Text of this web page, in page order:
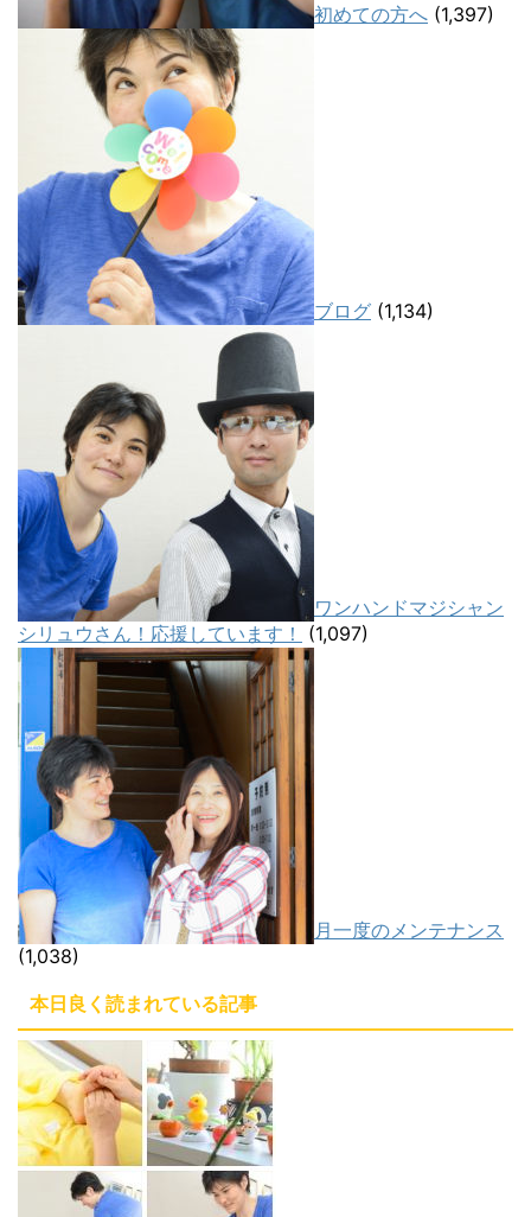
初めての方へ (1,397)
ブログ (1,134)
ワンハンドマジシャン
シリュウさん！応援しています！
(1,097)
月一度のメンテナンス
(1,038)
本日良く読まれている記事